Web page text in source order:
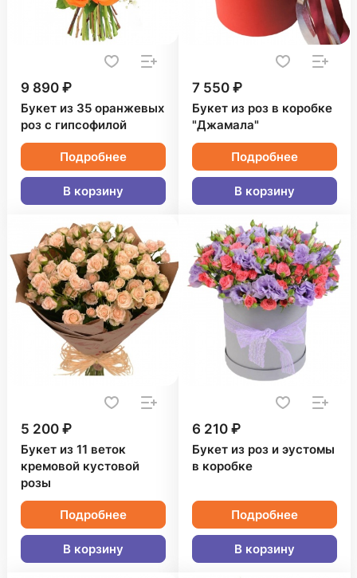
9 890 ₽
Букет из 35 оранжевых
роз с гипсофилой
Подробнее
В корзину
7 550 ₽
Букет из роз в коробке
"Джамала"
Подробнее
В корзину
5 200 ₽
Букет из 11 веток
кремовой кустовой
розы
Подробнее
В корзину
6 210 ₽
Букет из роз и эустомы
в коробке
Подробнее
В корзину